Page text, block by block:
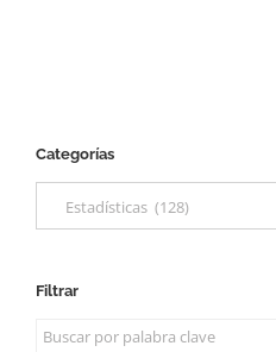
Categorías
Estadísticas (128)
Filtrar